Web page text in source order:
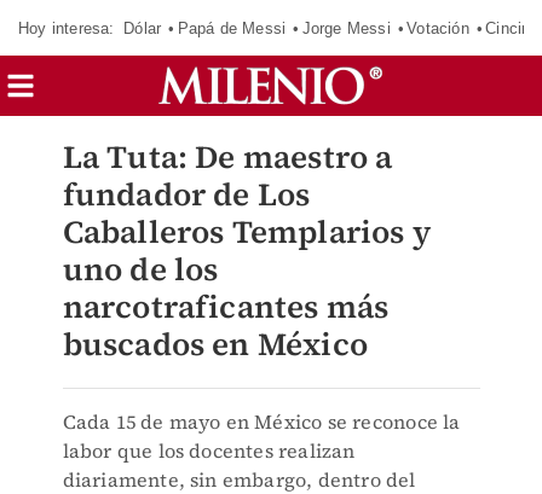
Hoy interesa: Dólar Papá de Messi Jorge Messi Votación
La Tuta: De maestro a
fundador de Los
Caballeros Templarios y
uno de los
narcotraficantes más
buscados en México
Cada 15 de mayo en México se reconoce la
labor que los docentes realizan
diariamente, sin embargo, dentro del